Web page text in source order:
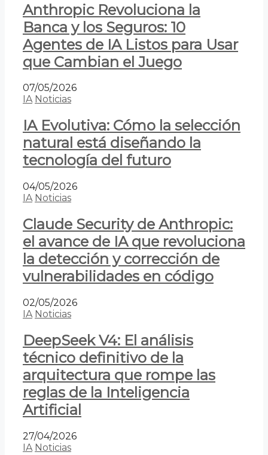
Anthropic Revoluciona la
Banca y los Seguros: 10
Agentes de IA Listos para Usar
que Cambian el Juego
07/05/2026
IA Noticias
IA Evolutiva: Cómo la selección
natural está diseñando la
tecnología del futuro
04/05/2026
IA Noticias
Claude Security de Anthropic:
el avance de IA que revoluciona
la detección y corrección de
vulnerabilidades en código
02/05/2026
IA Noticias
DeepSeek V4: El análisis
técnico definitivo de la
arquitectura que rompe las
reglas de la Inteligencia
Artificial
27/04/2026
IA Noticias